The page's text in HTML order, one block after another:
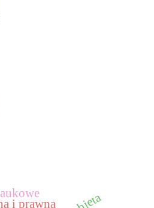
i prawna